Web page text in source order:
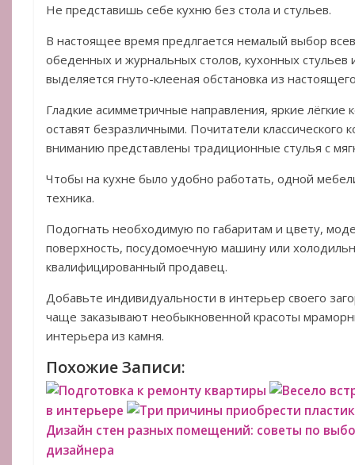
Не представишь себе кухню без стола и стульев.
В настоящее время предлгается немалый выбор
обеденных и журнальных столов, кухонных стульев
выделяется гнуто-клееная обстановка из
Гладкие асимметричные направления, яркие лёгкие
оставят безразличными. Почитатели
вниманию представлены традиционные стулья с
Чтобы на кухне было удобно работать, одной
техника.
Подогнать необходимую по габаритам и цвету,
поверхность, посудомоечную машину или
квалифицированный продавец.
Добавьте индивидуальности в интерьер своего
чаще заказывают необыкновенной красоты
интерьера из камня.
Похожие Записи:
Подготовка к ремонту квартиры
Весело
в интерьере
Три причины приобрести
Дизайн стен разных помещений: советы по
дизайнера